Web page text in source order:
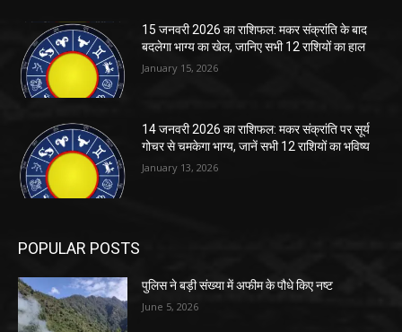
15 जनवरी 2026 का राशिफल: मकर संक्रांति के बाद
बदलेगा भाग्य का खेल, जानिए सभी 12 राशियों का हाल
January 15, 2026
14 जनवरी 2026 का राशिफल: मकर संक्रांति पर सूर्य
गोचर से चमकेगा भाग्य, जानें सभी 12 राशियों का भविष्य
January 13, 2026
POPULAR POSTS
पुलिस ने बड़ी संख्या में अफीम के पौधे किए नष्ट
June 5, 2026